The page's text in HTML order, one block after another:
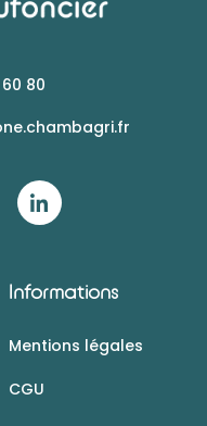
80
Informations
Mentions légales
CGU